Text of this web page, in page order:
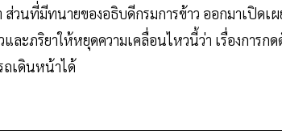
ส่วนที่มีทนายของอธิบดีกรมการข้าว ออกมาเปิดเ
ละภริยาให้หยุดความเคลื่อนไหวนี้ว่า เรื่องการก
ถเดินหน้าได้